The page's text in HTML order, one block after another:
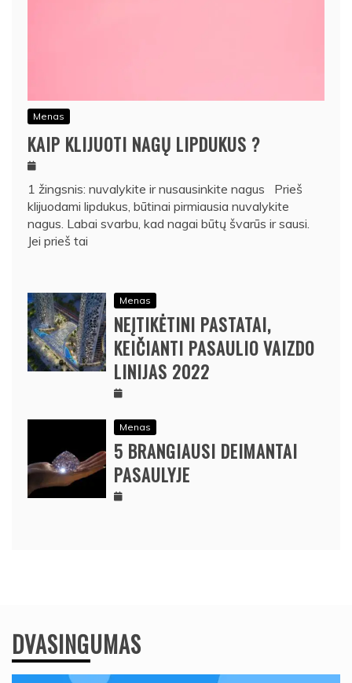
Menas
KAIP KLIJUOTI NAGŲ LIPDUKUS ?
1 žingsnis: nuvalykite ir nusausinkite nagus Prieš
klijuodami lipdukus, būtinai pirmiausia nuvalykite
nagus. Labai svarbu, kad nagai būtų švarūs ir sausi.
Jei prieš tai
Menas
NEĮTIKĖTINI PASTATAI,
KEIČIANTI PASAULIO VAIZDO
LINIJAS 2022
Menas
5 BRANGIAUSI DEIMANTAI
PASAULYJE
DVASINGUMAS